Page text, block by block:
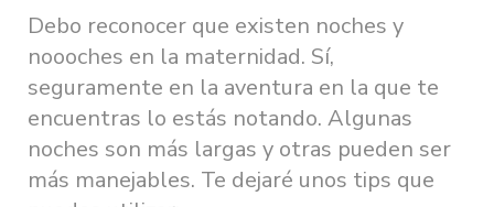
Debo reconocer que existen noches y
noooches en la maternidad. Sí,
seguramente en la aventura en la que te
encuentras lo estás notando. Algunas
noches son más largas y otras pueden ser
más manejables. Te dejaré unos tips que